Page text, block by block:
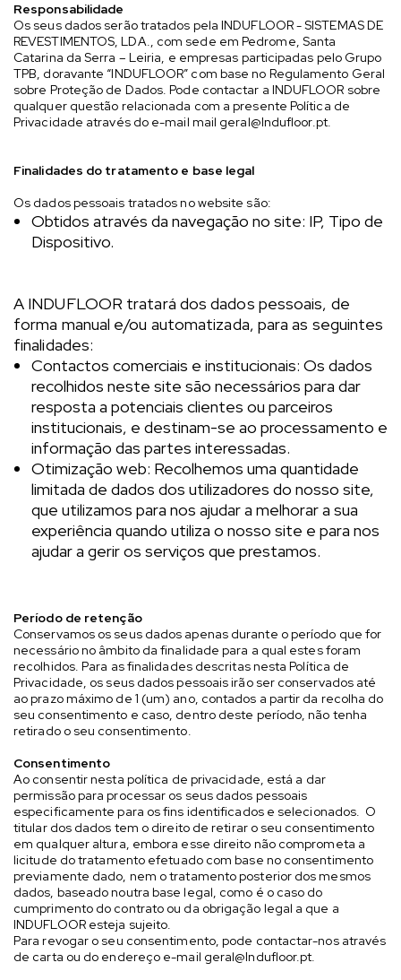
Responsabilidade
Os seus dados serão tratados pela INDUFLOOR - SISTEMAS DE
REVESTIMENTOS, LDA., com sede em Pedrome, Santa
Catarina da Serra – Leiria, e empresas participadas pelo Grupo
TPB, doravante “INDUFLOOR” com base no Regulamento Geral
sobre Proteção de Dados. Pode contactar a INDUFLOOR sobre
qualquer questão relacionada com a presente Política de
Privacidade através do e-mail mail geral@Indufloor.pt.
Finalidades do tratamento e base legal
Os dados pessoais tratados no website são:
Obtidos através da navegação no site: IP, Tipo de
Dispositivo.
A INDUFLOOR tratará dos dados pessoais, de
forma manual e/ou automatizada, para as seguintes
finalidades:
Contactos comerciais e institucionais: Os dados
recolhidos neste site são necessários para dar
resposta a potenciais clientes ou parceiros
institucionais, e destinam-se ao processamento e
informação das partes interessadas.
Otimização web: Recolhemos uma quantidade
limitada de dados dos utilizadores do nosso site,
que utilizamos para nos ajudar a melhorar a sua
experiência quando utiliza o nosso site e para nos
ajudar a gerir os serviços que prestamos.
Período de retenção
Conservamos os seus dados apenas durante o período que for
necessário no âmbito da finalidade para a qual estes foram
recolhidos. Para as finalidades descritas nesta Política de
Privacidade, os seus dados pessoais irão ser conservados até
ao prazo máximo de 1 (um) ano, contados a partir da recolha do
seu consentimento e caso, dentro deste período, não tenha
retirado o seu consentimento.
Consentimento
Ao consentir nesta política de privacidade, está a dar
permissão para processar os seus dados pessoais
especificamente para os fins identificados e selecionados. O
titular dos dados tem o direito de retirar o seu consentimento
em qualquer altura, embora esse direito não comprometa a
licitude do tratamento efetuado com base no consentimento
previamente dado, nem o tratamento posterior dos mesmos
dados, baseado noutra base legal, como é o caso do
cumprimento do contrato ou da obrigação legal a que a
INDUFLOOR esteja sujeito.
Para revogar o seu consentimento, pode contactar-nos através
de carta ou do endereço e-mail geral@Indufloor.pt.